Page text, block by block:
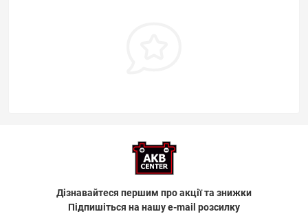
Дізнавайтеся першим про акції та знижки
Підпишіться на нашу e-mail розсилку